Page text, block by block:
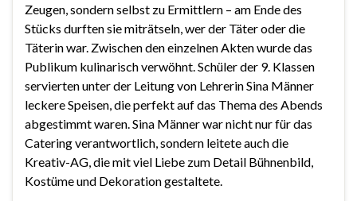
Zeugen, sondern selbst zu Ermittlern – am Ende des
Stücks durften sie miträtseln, wer der Täter oder die
Täterin war. Zwischen den einzelnen Akten wurde das
Publikum kulinarisch verwöhnt. Schüler der 9. Klassen
servierten unter der Leitung von Lehrerin Sina Männer
leckere Speisen, die perfekt auf das Thema des Abends
abgestimmt waren. Sina Männer war nicht nur für das
Catering verantwortlich, sondern leitete auch die
Kreativ-AG, die mit viel Liebe zum Detail Bühnenbild,
Kostüme und Dekoration gestaltete.